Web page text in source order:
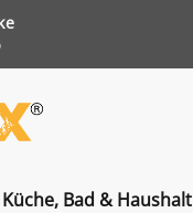
Küche, Bad & Haushalt